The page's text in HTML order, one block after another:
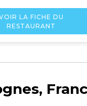
LA FICHE DU
RESTAURANT